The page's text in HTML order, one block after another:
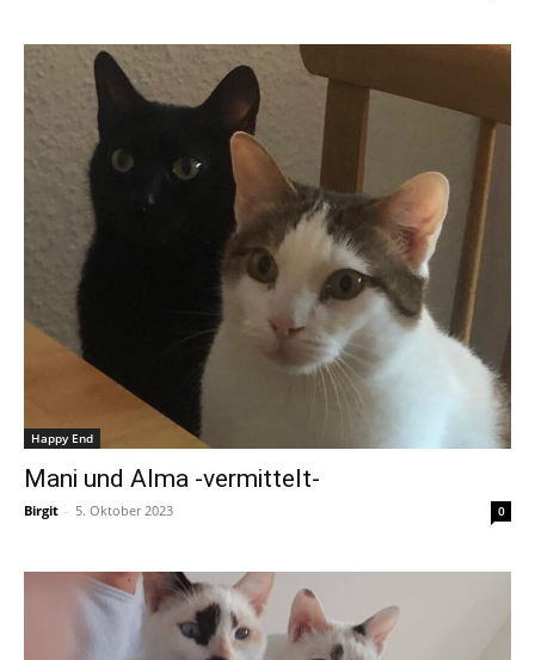
Happy End
Mani und Alma -vermittelt-
Birgit - 5. Oktober 2023 0